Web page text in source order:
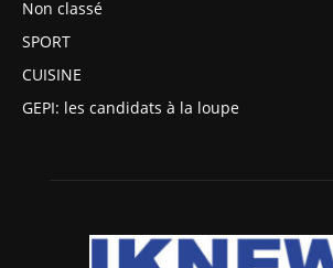
Non classé
SPORT
CUISINE
GEPI: les candidats à la loupe